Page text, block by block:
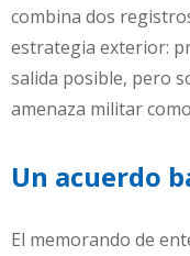
combina dos
estrategia exterior:
salida posible, pero
amenaza militar
Un acuerdo
El memorando de